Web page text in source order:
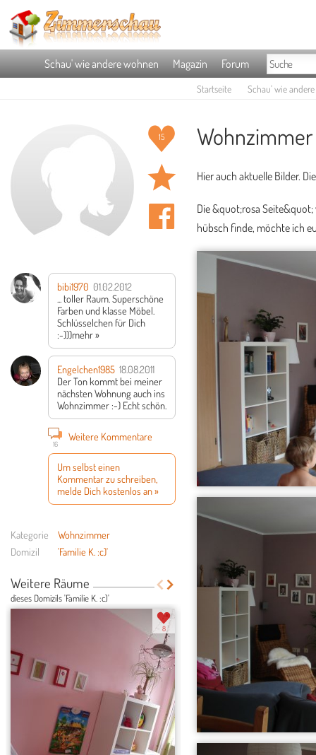
Schau' wie andere wohnen Magazin Forum
Startseite Schau' wie
15
bibi1970 01.02.2012
... toller Raum.Superschöne
Farben und klasse Möbel.
Schlüsselchen für Dich
:-)))mehr »
Engelchen1985 18.08.2011
Der Ton kommt bei meiner
nächsten Wohnung auch ins
Wohnzimmer :-) Echt schön.
16
Weitere Kommentare
Um selbst einen
Kommentar zu schreiben,
melde Dich kostenlos an »
Kategorie
Wohnzimmer
Domizil
'Familie K. :c)'
Weitere Räume
dieses Domizils 'Familie K. :c)'
8
Hier auch aktuelle Bilder.
Die &quot;rosa
hübsch finde, möchte ich